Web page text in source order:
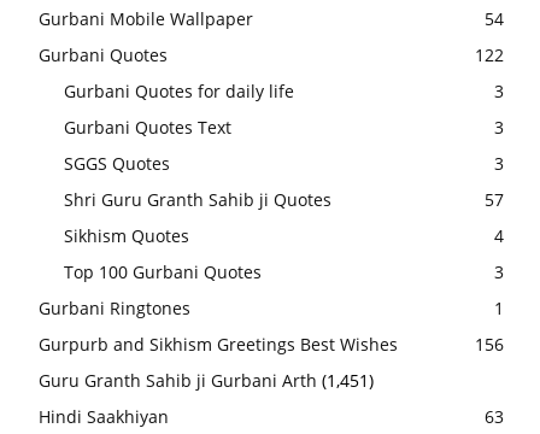
Gurbani Mobile Wallpaper
54
Gurbani Quotes
122
Gurbani Quotes for daily life
3
Gurbani Quotes Text
3
SGGS Quotes
3
Shri Guru Granth Sahib ji Quotes
57
Sikhism Quotes
4
Top 100 Gurbani Quotes
3
Gurbani Ringtones
1
Gurpurb and Sikhism Greetings Best Wishes
156
Guru Granth Sahib ji Gurbani Arth (1,451)
Hindi Saakhiyan
63